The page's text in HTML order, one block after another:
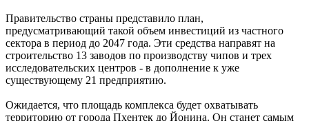
Правительство страны представило план,
предусматривающий такой объем инвестиций из частного
сектора в период до 2047 года. Эти средства направят на
строительство 13 заводов по производству чипов и трех
исследовательских центров - в дополнение к уже
существующему 21 предприятию.
Ожидается, что площадь комплекса будет охватывать
территорию от города Пхентек до Йонина. Он станет самым